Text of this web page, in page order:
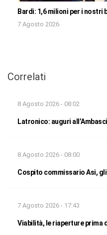
Bardi: 1,6 milioni per i nostri
7 Agosto 2026
Correlati
8 Agosto 2026 - 08:02
Latronico: auguri
8 Agosto 2026 - 08:00
Cospito commissario Asi,
7 Agosto 2026 - 17:43
Viabilità, le riaperture prima